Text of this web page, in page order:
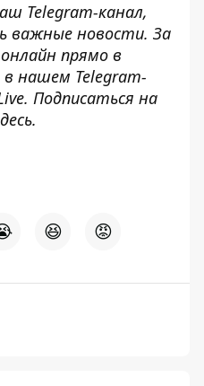
Telegram-канал,
важные новости. За
прямо в
нашем Telegram-
. Подписаться на
.
😆 😡